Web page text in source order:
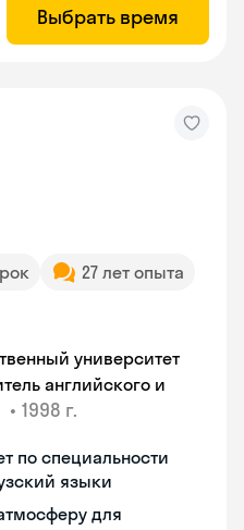
Выбрать время
27 лет опыта
университет
английского и
• 1998 г.
по специальности
языки
для